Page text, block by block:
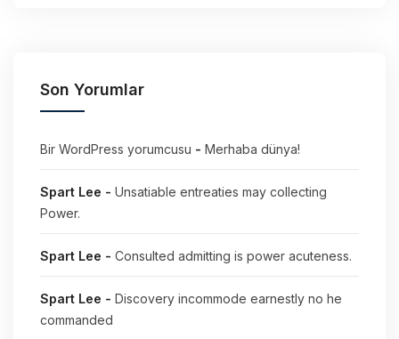
Son Yorumlar
Bir WordPress yorumcusu - Merhaba dünya!
Spart Lee - Unsatiable entreaties may collecting
Power.
Spart Lee - Consulted admitting is power acuteness.
Spart Lee - Discovery incommode earnestly no he
commanded